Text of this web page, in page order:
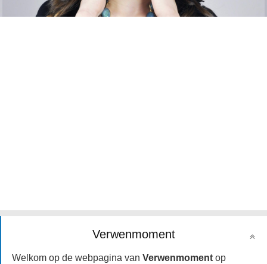
Verwenmoment
Welkom op de webpagina van Verwenmoment op